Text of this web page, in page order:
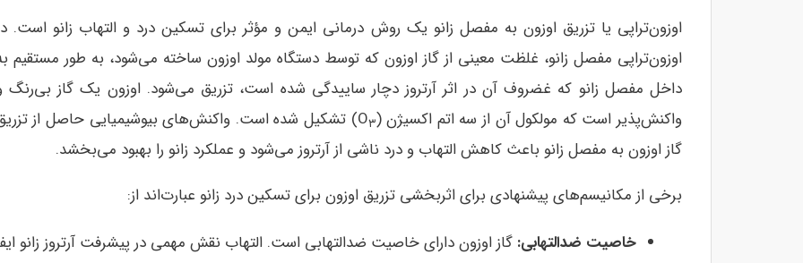
اوزون‌تراپی یا تزریق اوزون به مفصل زانو یک روش درمانی ایمن و مؤثر برای تسکین درد و التهاب زانو است.
اوزون‌تراپی مفصل زانو، غلظت معینی از گاز اوزون که توسط دستگاه مولد اوزون ساخته می‌شود، به طور مستقیم
داخل مفصل زانو که غضروف آن در اثر آرتروز دچار ساییدگی شده است، تزریق می‌شود. اوزون یک گاز بی‌رنگ
واکنش‌پذیر است که مولکول آن از سه اتم اکسیژن (O۳
) تشکیل شده است. واکنش‌های بیوشیمیایی حاصل از
گاز اوزون به مفصل زانو باعث کاهش التهاب و درد ناشی از آرتروز می‌شود و عملکرد زانو را بهبود می‌بخشد.
برخی از مکانیسم‌های پیشنهادی برای اثربخشی تزریق اوزون برای تسکین درد زانو عبارت‌اند از:
خاصیت ضدالتهابی: گاز اوزون دارای خاصیت ضدالتهابی است. التهاب نقش مهمی در پیشرفت آرتروز زانو